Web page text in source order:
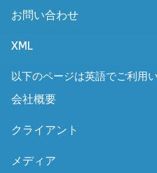
お問い合わせ
XML
以下のページは英語でご利用
会社概要
クライアント
メディア